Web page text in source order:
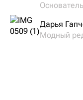
Дарья
Модный